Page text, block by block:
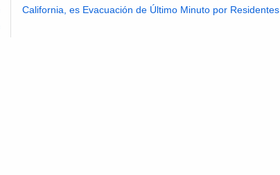
California, es Evacuación de Último Minuto por Residentes